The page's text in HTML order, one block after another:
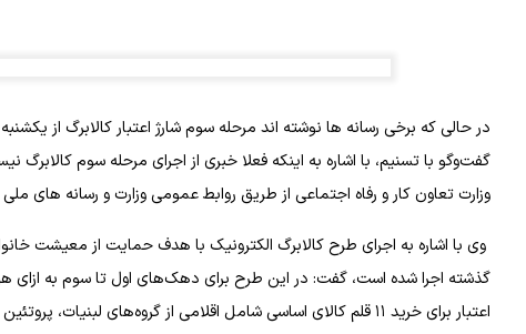
گفت‌وگو با تسنیم، با اشاره به اینکه فعلا خبری از اجرای مرحله سوم
وزارت تعاون کار و رفاه اجتماعی از طریق روابط عمومی وزارت و رسانه های
وی با اشاره به اجرای طرح کالابرگ الکترونیک با هدف حمایت از معیشت
اعتبار برای خرید ۱۱ قلم کالای اساسی شامل اقلامی از گروه‌های